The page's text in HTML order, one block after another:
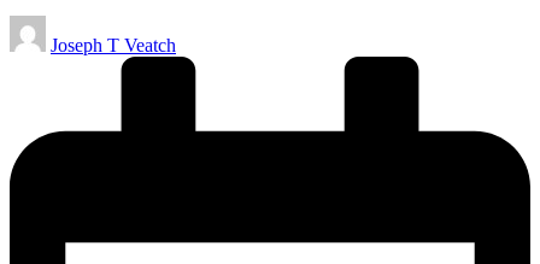
Publicado
por
Joseph T Veatch